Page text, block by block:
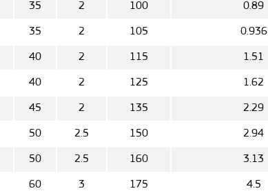
35 2 100 0.89
35 2 105 0.936
40 2 115 1.51
40 2 125 1.62
45 2 135 2.29
50 2.5 150 2.94
50 2.5 160 3.13
60 3 175 4.5